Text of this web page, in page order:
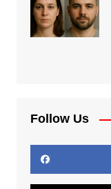
Follow Us